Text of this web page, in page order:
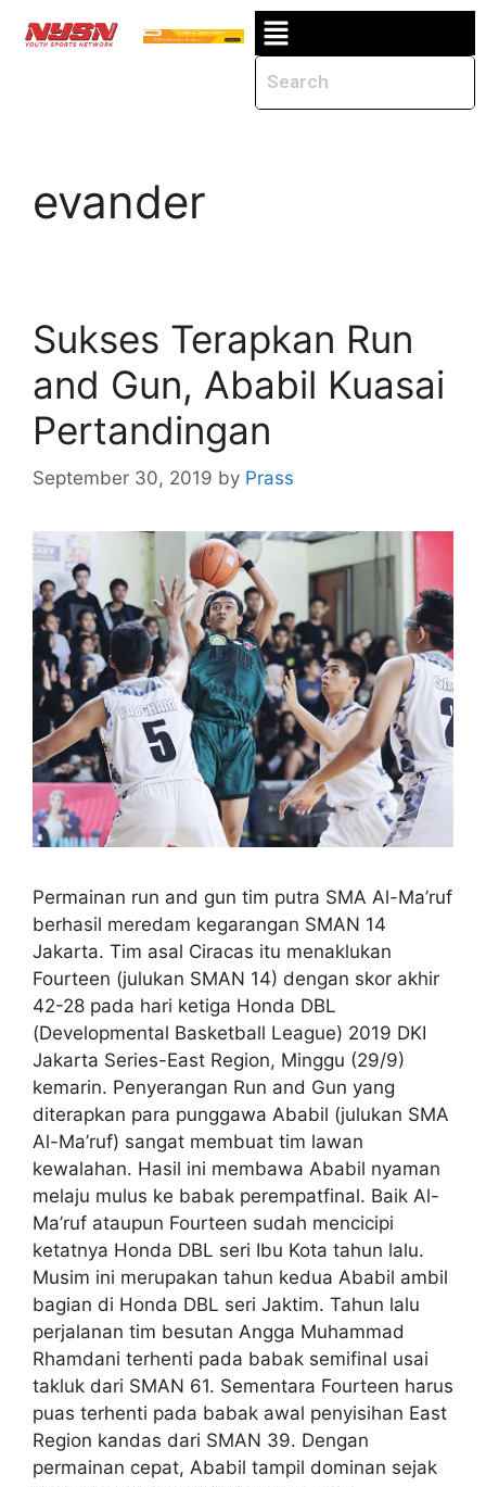
evander
Sukses Terapkan Run
and Gun, Ababil Kuasai
Pertandingan
September 30, 2019 by Prass
Permainan run and gun tim putra SMA Al-Ma’ruf
berhasil meredam kegarangan SMAN 14
Jakarta. Tim asal Ciracas itu menaklukan
Fourteen (julukan SMAN 14) dengan skor akhir
42-28 pada hari ketiga Honda DBL
(Developmental Basketball League) 2019 DKI
Jakarta Series-East Region, Minggu (29/9)
kemarin. Penyerangan Run and Gun yang
diterapkan para punggawa Ababil (julukan SMA
Al-Ma’ruf) sangat membuat tim lawan
kewalahan. Hasil ini membawa Ababil nyaman
melaju mulus ke babak perempatfinal. Baik Al-
Ma’ruf ataupun Fourteen sudah mencicipi
ketatnya Honda DBL seri Ibu Kota tahun lalu.
Musim ini merupakan tahun kedua Ababil ambil
bagian di Honda DBL seri Jaktim. Tahun lalu
perjalanan tim besutan Angga Muhammad
Rhamdani terhenti pada babak semifinal usai
takluk dari SMAN 61. Sementara Fourteen harus
puas terhenti pada babak awal penyisihan East
Region kandas dari SMAN 39. Dengan
permainan cepat, Ababil tampil dominan sejak